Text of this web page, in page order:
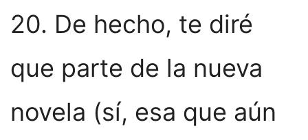
20. De hecho, te diré
que parte de la nueva
novela (sí, esa que aún